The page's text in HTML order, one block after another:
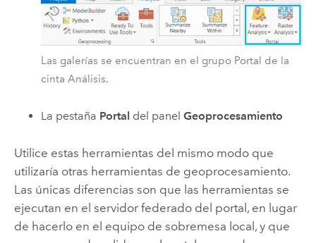
Las galerías se encuentran en el grupo Portal de la
cinta Análisis.
La pestaña Portal del panelGeoprocesamiento
Utilice estas herramientas del mismo modo que
utilizaría otras herramientas de geoprocesamiento.
Las únicas diferencias son que las herramientas se
ejecutan en el servidor federado del portal, en lugar
de hacerlo en el equipo de sobremesa local, y que